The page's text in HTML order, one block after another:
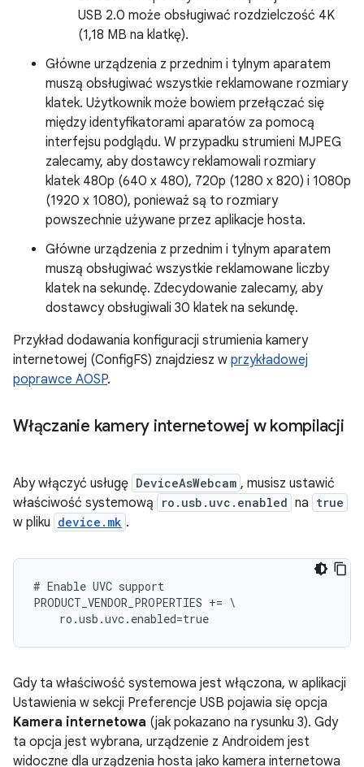
USB 2.0 może obsługiwać rozdzielczość 4K
(1,18 MB na klatkę).
Główne urządzenia z przednim i tylnym aparatem
muszą obsługiwać wszystkie reklamowane rozmiary
klatek. Użytkownik może bowiem przełączać się
między identyfikatorami aparatów za pomocą
interfejsu podglądu. W przypadku strumieni MJPEG
zalecamy, aby dostawcy reklamowali rozmiary
klatek 480p (640 x 480), 720p (1280 x 820) i 1080p
(1920 x 1080), ponieważ są to rozmiary
powszechnie używane przez aplikacje hosta.
Główne urządzenia z przednim i tylnym aparatem
muszą obsługiwać wszystkie reklamowane liczby
klatek na sekundę. Zdecydowanie zalecamy, aby
dostawcy obsługiwali 30 klatek na sekundę.
Przykład dodawania konfiguracji strumienia kamery
internetowej (ConfigFS) znajdziesz w przykładowej
poprawce AOSP.
Włączanie kamery internetowej w kompilacji
Aby włączyć usługę DeviceAsWebcam , musisz ustawić
właściwość systemową
ro.usb.uvc.enabled na true
w pliku device.mk .
# Enable UVC support
PRODUCT_VENDOR_PROPERTIES += \
ro .usb .uvc. enabled=true
Gdy ta właściwość systemowa jest włączona, w aplikacji
Ustawienia w sekcji Preferencje USB pojawia się opcja
Kamera internetowa (jak pokazano na rysunku 3). Gdy
ta opcja jest wybrana, urządzenie z Androidem jest
widoczne dla urządzenia hosta jako kamera internetowa